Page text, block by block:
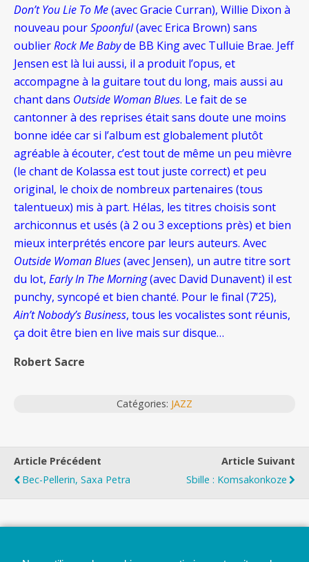
Don’t You Lie To Me(avec Gracie Curran), Willie Dixon à
nouveau pourSpoonful(avec Erica Brown) sans
oublierRock Me Babyde BB King avec Tulluie Brae. Jeff
Jensen est là lui aussi, il a produit l’opus, et
accompagne à la guitare tout du long, mais aussi au
chant dans Outside Woman Blues. Le fait de se
cantonner à des reprises était sans doute une moins
bonne idée car si l’album est globalement plutôt
agréable à écouter, c’est tout de même un peu mièvre
(le chant de Kolassa est tout juste correct) et peu
original, le choix de nombreux partenaires (tous
talentueux) mis à part. Hélas, les titres choisis sont
archiconnus et usés (à 2 ou 3 exceptions près) et bien
mieux interprétés encore par leurs auteurs. Avec
Outside Woman Blues(avec Jensen), un autre titre sort
du lot, Early In The Morning(avec David Dunavent) il est
punchy, syncopé et bien chanté. Pour le final (7’25),
Ain’t Nobody’s Business, tous les vocalistes sont réunis,
ça doit être bien en live mais sur disque…
Robert Sacre
Catégories: JAZZ
Article Précédent
Bec-Pellerin, Saxa Petra
Article Suivant
Sbille : Komsakonkoze